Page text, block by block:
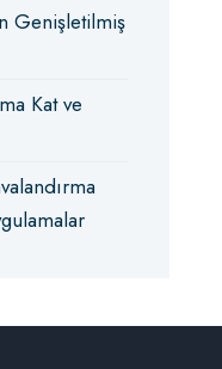
Genişletilmiş
Kat ve